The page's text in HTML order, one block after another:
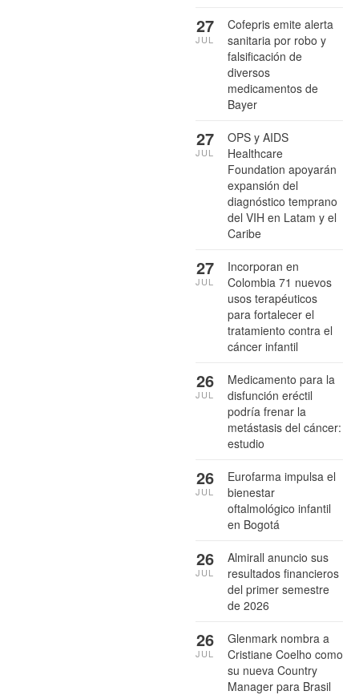
Cofepris emite alerta
sanitaria por robo y
falsificación de
diversos
medicamentos de
Bayer
27
JUL
OPS y AIDS
Healthcare
Foundation apoyarán
expansión del
diagnóstico temprano
del VIH en Latam y el
Caribe
27
JUL
Incorporan en
Colombia 71 nuevos
usos terapéuticos
para fortalecer el
tratamiento contra el
cáncer infantil
27
JUL
Medicamento para la
disfunción eréctil
podría frenar la
metástasis del cáncer:
estudio
26
JUL
Eurofarma impulsa el
bienestar
oftalmológico infantil
en Bogotá
26
JUL
Almirall anuncio sus
resultados financieros
del primer semestre
de 2026
26
JUL
Glenmark nombra a
Cristiane Coelho como
su nueva Country
Manager para Brasil
26
JUL